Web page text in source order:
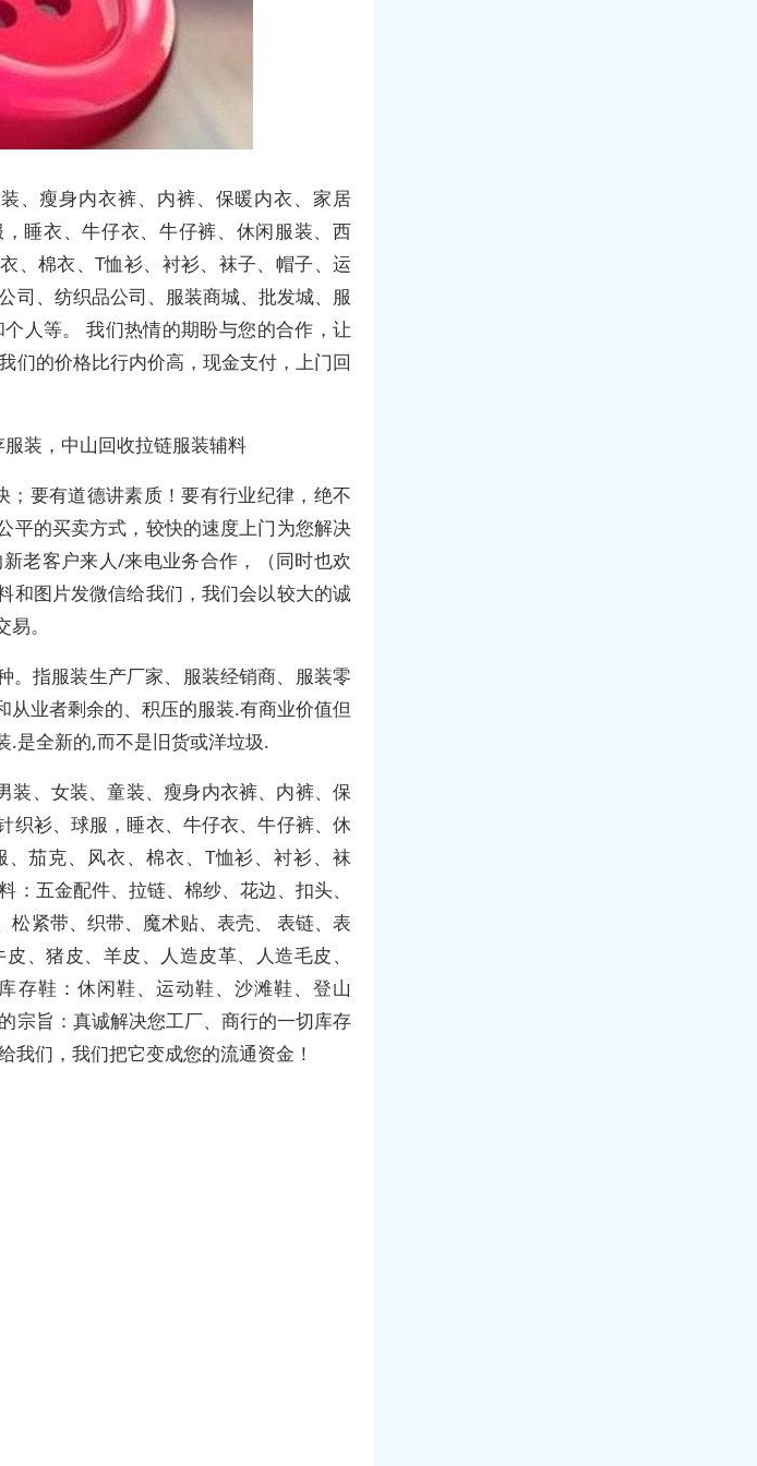
、瘦身内衣裤、内裤、保暖内衣、家居
睡衣、牛仔衣、牛仔裤、休闲服装、西
、棉衣、T恤衫、衬衫、袜子、帽子、运
司、纺织品公司、服装商城、批发城、服
人等。 我们热情的期盼与您的合作，让
们的价格比行内价高，现金支付，上门回
装，中山回收拉链服装辅料
要有道德讲素质！要有行业纪律，绝不
平的买卖方式，较快的速度上门为您解决
老客户来人/来电业务合作，（同时也欢
和图片发微信给我们，我们会以较大的诚
。
。指服装生产厂家、服装经销商、服装零
业者剩余的、积压的服装.有商业价值但
.是全新的,而不是旧货或洋垃圾.
装、女装、童装、瘦身内衣裤、内裤、保
织衫、球服，睡衣、牛仔衣、牛仔裤、休
茄克、风衣、棉衣、T恤衫、衬衫、袜
五金配件、拉链、棉纱、花边、扣头、
紧带、织带、魔术贴、表壳、 表链、表
、猪皮、羊皮、人造皮革、人造毛皮、
存鞋：休闲鞋、运动鞋、沙滩鞋、登山
宗旨：真诚解决您工厂、商行的一切库存
我们，我们把它变成您的流通资金！